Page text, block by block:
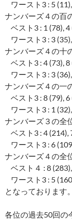
ワースト3 : 5
ナンバーズ４の百
ベスト3 : 1 (78), 4
ワースト3 : 3
ナンバーズ４の十
ベスト3 : 4 (73), 8
ワースト3 : 3
ナンバーズ４の一
ベスト3 : 8 (79), 6
ワースト3 : 1
ナンバーズ３の全
ベスト3 : 4 (214),
ワースト3 : 6
ナンバーズ４の全
ベスト４ : 8
ワースト3 : 5
となっております。
各位の過去50回の